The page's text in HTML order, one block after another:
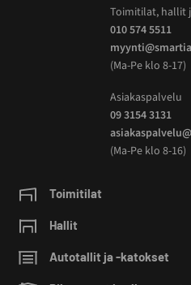
Toimitilat, hallit
010 574 5511
(Ma-Pe klo 8-17)
Asiakaspalvelu
09 3154 3131
(Ma-Pe klo 8-16)
Toimitilat
Hallit
Autotallit ja -katokset